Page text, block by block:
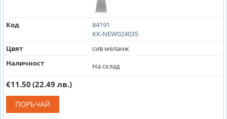
Код
84191
KK-NEW024035
Цвят
сив меланж
Наличност
На склад
€11.50 (22.49 лв.)
ПОРЪЧАЙ